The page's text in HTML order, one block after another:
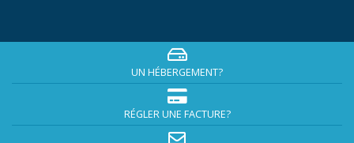
UN HÉBERGEMENT?
RÉGLER UNE FACTURE?